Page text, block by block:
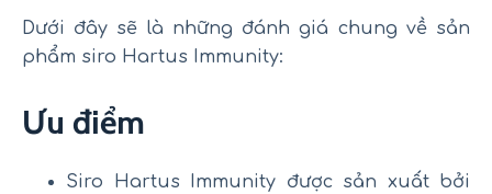
Dưới đây sẽ là những đánh giá chung về sản
phẩm siro Hartus Immunity:
Ưu điểm
Siro Hartus Immunity được sản xuất bởi